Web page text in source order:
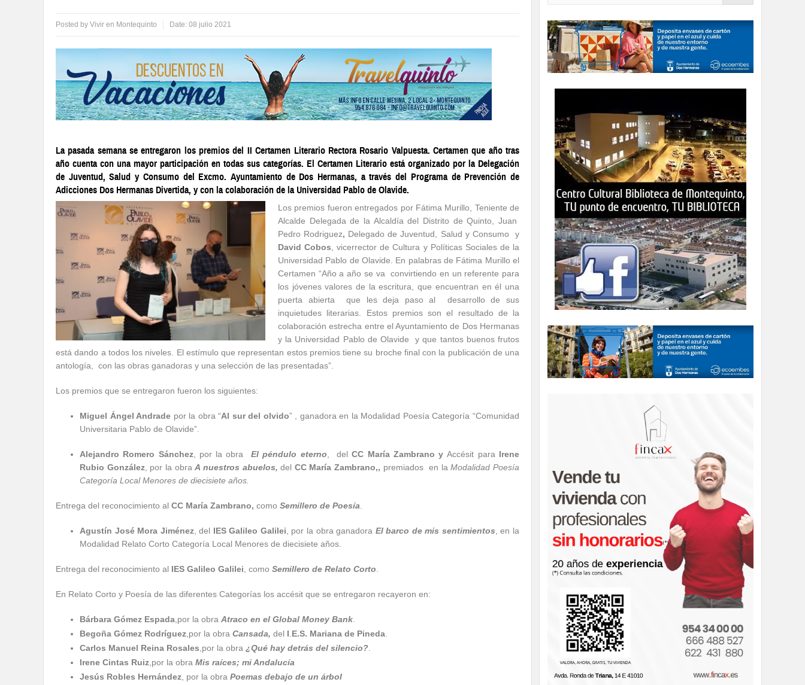
Posted by Vivir en Montequinto Date: 08 julio 2021
La pasada semana se entregaron los premios del II Certamen Literario Rectora Rosario Valpuesta. Certamen que año tras
año cuenta con una mayor participación en todas sus categorías. El Certamen Literario está organizado por la Delegación
de Juventud, Salud y Consumo del Excmo. Ayuntamiento de Dos Hermanas, a través del Programa de Prevención de
Adicciones Dos Hermanas Divertida, y con la colaboración de la Universidad Pablo de Olavide.
Los premios fueron entregados por Fátima Murillo, Teniente de
Alcalde Delegada de la Alcaldía del Distrito de Quinto, Juan
Pedro Rodriguez, Delegado de Juventud, Salud y Consumo
y
David Cobos , vicerrector de Cultura y Políticas Sociales de la
Universidad Pablo de Olavide. En palabras de Fátima Murillo el
Certamen “Año a año se va convirtiendo en un referente para
los jóvenes valores de la escritura, que encuentran en él una
puerta abierta
que les deja paso al desarrollo de sus
inquietudes literarias. Estos premios son el resultado de la
colaboración estrecha entre el Ayuntamiento de Dos Hermanas
y la Universidad Pablo de Olavide y que tantos buenos frutos
está dando a todos los niveles. El estímulo que representan estos premios tiene su broche final con la publicación de una
antología,
con las obras ganadoras y una selección de las presentadas”.
Los premios que se entregaron fueron los siguientes:
Miguel Ángel Andrade por la obra “Al sur del olvido” , ganadora en la Modalidad Poesía Categoría “Comunidad
Universitaria Pablo de Olavide”.
Alejandro Romero Sánchez, por la obra El péndulo eterno , delCC María Zambrano yAccésit para Irene
Rubio González, por la obraA nuestros abuelos, del CC María Zambrano,, premiados en laModalidad Poesía
Categoría Local Menores de diecisiete años.
Entrega del reconocimiento al CC María Zambrano, como Semillero de Poesía
Agustín José Mora Jiménez, del IES Galileo Galilei , por la obra ganadora El barco de mis sentimientos , en la
Modalidad Relato Corto Categoría Local Menores de diecisiete años.
Entrega del reconocimiento al IES Galileo Galilei , como Semillero de Relato Corto
En Relato Corto y Poesía de las diferentes Categorías los accésit que se entregaron recayeron en:
Bárbara Gómez Espada ,por la obra Atraco en el Global Money Bank
Begoña Gómez Rodríguez ,por la obra Cansada, del I E.S. Mariana de Pineda
Carlos Manuel Reina Rosales ,por la obra ¿Qué hay detrás del silencio?
Irene Cintas Ruiz ,por la obra Mis raíces; mi Andalucía
Jesús Robles Hernández , por la obra Poemas debajo de un árbol